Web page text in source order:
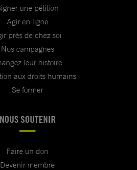
une pétition
Agir en ligne
près de chez soi
Nos campagnes
leur histoire
aux droits humains
Se former
NOUS SOUTENIR
Faire un don
Devenir membre